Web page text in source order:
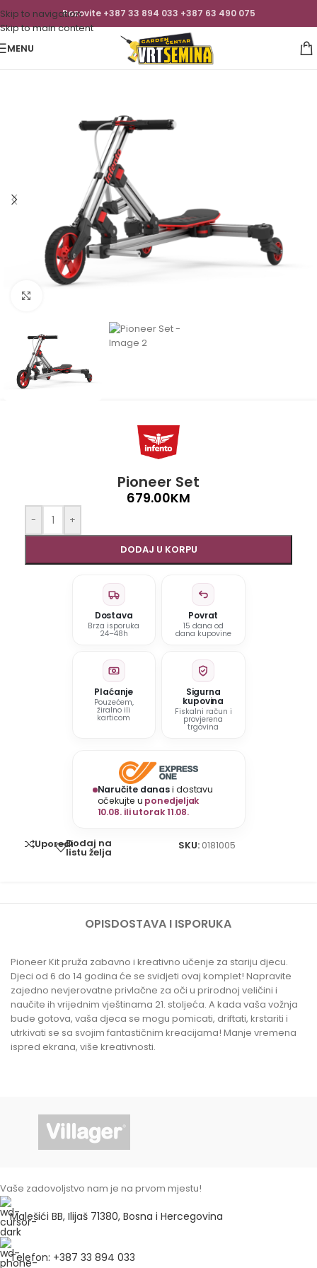
Skip to navigation
Skip to main content
Pozovite +387 33 894 033 +387 63 490 075
MENU
Pioneer Set
679.00KM
- +
DODAJ U KORPU
Dostava
Brza isporuka
24–48h
Povrat
15 dana od
dana kupovine
Plaćanje
Pouzećem,
žiralno ili
karticom
Sigurna
kupovina
Fiskalni račun i
provjerena
trgovina
Naručite danasi dostavu
očekujte u ponedjeljak
10.08. ili utorak 11.08.
UporediDodaj na
listu želja
SKU: 0181005
OPISDOSTAVA I ISPORUKA
Pioneer Kit pruža zabavno i kreativno učenje za stariju djecu.
Djeci od 6 do 14 godina će se svidjeti ovaj komplet! Napravite
zajedno nevjerovatne privlačne za oči u prirodnoj veličini i
naučite ih vrijednim vještinama 21. stoljeća. A kada vaša vožnja
bude gotova, vaša djeca se mogu pomicati, driftati, krstariti i
utrkivati ​​se sa svojim fantastičnim kreacijama! Manje vremena
ispred ekrana, više kreativnosti.
Vaše zadovoljstvo nam je na prvom mjestu!
Malešići BB, Ilijaš 71380, Bosna i Hercegovina
Telefon: +387 33 894 033